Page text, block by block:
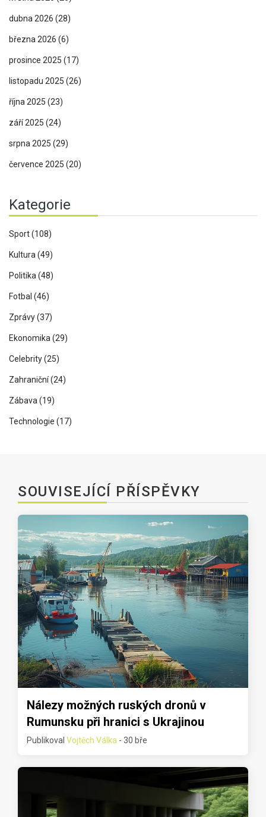
dubna 2026 (28)
března 2026 (6)
prosince 2025 (17)
listopadu 2025 (26)
října 2025 (23)
září 2025 (24)
srpna 2025 (29)
července 2025 (20)
Kategorie
Sport(108)
Kultura (49)
Politika (48)
Fotbal (46)
Zprávy(37)
Ekonomika (29)
Celebrity(25)
Zahraniční(24)
Zábava (19)
Technologie (17)
SOUVISEJÍCÍ PŘÍSPĚVKY
Nálezy možných ruských dronů v
Rumunsku při hranici s Ukrajinou
Publikoval Vojtěch Válka - 30 bře